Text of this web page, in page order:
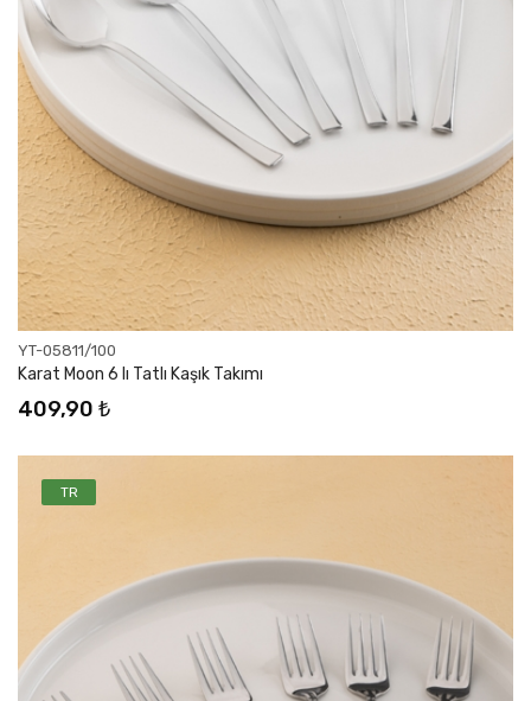
YT-05811/100
Karat Moon 6 lı Tatlı Kaşık Takımı
409,90 ₺
TR